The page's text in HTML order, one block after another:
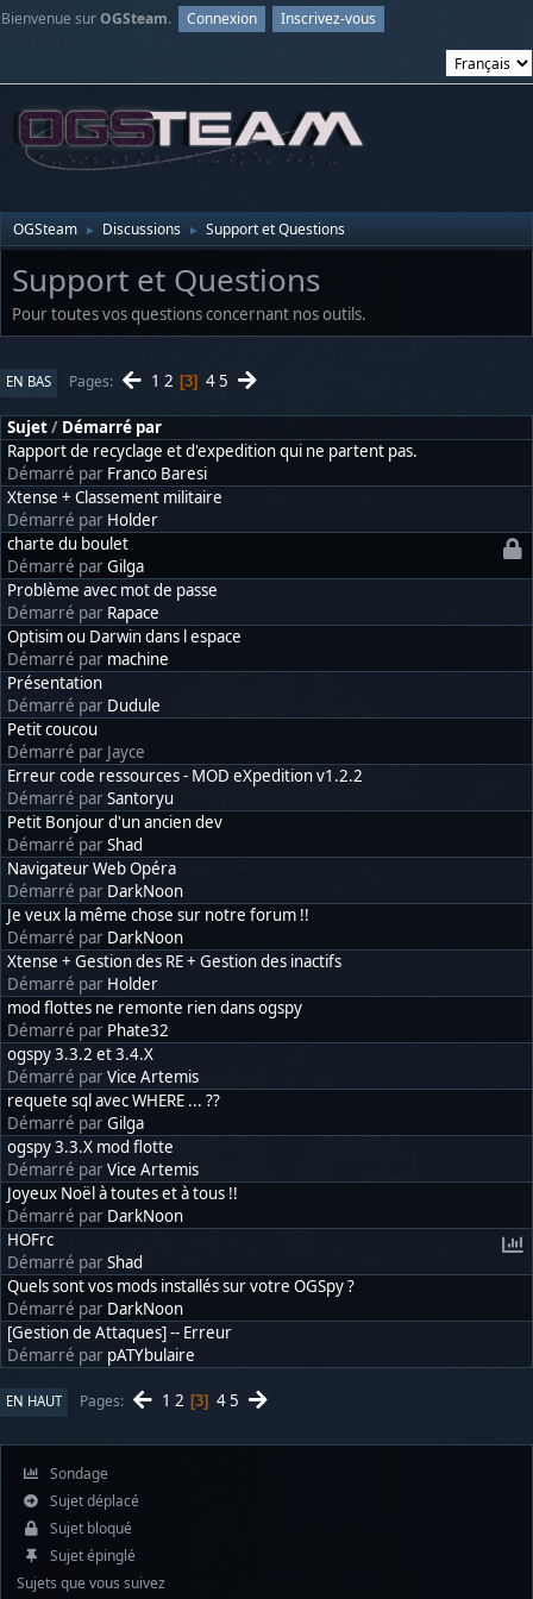
Bienvenue surOGSteam. Connexion Inscrivez-vous
OGSteam ► Discussions ► Support et Questions
Support et Questions
Pour toutes vos questions concernant nos outils.
EN BAS Pages 1 2 3 45
Sujet/ Démarré par
Rapport de recyclage et d'expedition qui ne partent pas.
Démarré par Franco Baresi
Xtense + Classement militaire
Démarré par Holder
charte du boulet
Démarré parGilga
Problème avec mot de passe
Démarré par Rapace
Optisim ou Darwin dans l espace
Démarré par machine
Présentation
Démarré par Dudule
Petit coucou
Démarré par Jayce
Erreur code ressources - MOD eXpedition v1.2.2
Démarré parSantoryu
Petit Bonjour d'un ancien dev
Démarré parShad
Navigateur Web Opéra
Démarré par DarkNoon
Je veux la même chose sur notre forum !!
Démarré par DarkNoon
Xtense + Gestion des RE + Gestion des inactifs
Démarré par Holder
mod flottes ne remonte rien dans ogspy
Démarré par Phate32
ogspy 3.3.2 et 3.4.X
Démarré parVice Artemis
requete sql avec WHERE ... ??
Démarré parGilga
ogspy 3.3.X mod flotte
Démarré parVice Artemis
Joyeux Noël à toutes et à tous !!
Démarré par DarkNoon
HOFrc
Démarré parShad
Quels sont vos mods installés sur votre OGSpy ?
Démarré par DarkNoon
[Gestion de Attaques] -- Erreur
Démarré par pATYbulaire
EN HAUT Pages 1 2 3 45
Sondage
Sujet déplacé
Sujet bloqué
Sujet épinglé
Sujets que vous suivez